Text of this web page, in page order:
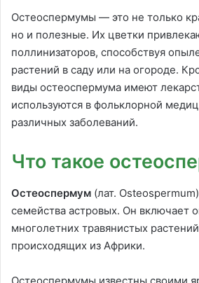
Остеоспермумы — это не только
но и полезные. Их цветки
поллинизаторов, способствуя
растений в саду или на огороде.
виды остеоспермума имеют
используются в фольклорной
различных заболеваний.
Что такое
Остеоспермум (лат.
семейства астровых. Он включает
многолетних травянистых
происходящих из Африки.
Остеоспермумы известны своими